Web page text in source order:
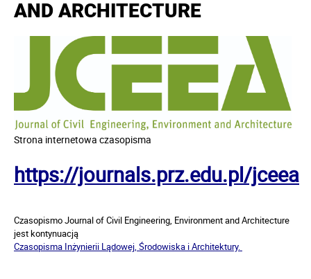
AND ARCHITECTURE
Strona internetowa czasopisma
https://journals.prz.edu.pl/jceea
Czasopismo Journal of Civil Engineering, Environment and Architecture
jest kontynuacją
Czasopisma Inżynierii Lądowej, Środowiska i Architektury.